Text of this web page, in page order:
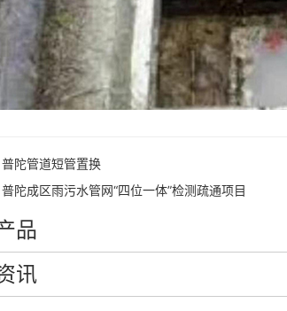
普陀管道短管置换
普陀成区雨污水管网“四位一体”检测疏通项目
品
讯